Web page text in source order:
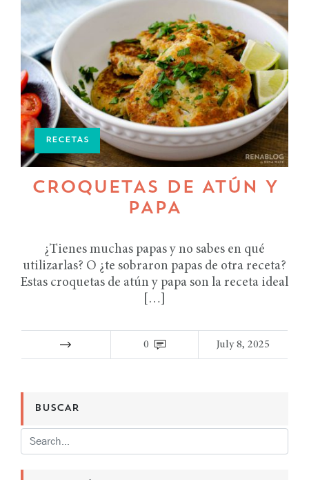
RECETAS
CROQUETAS DE ATÚN Y
PAPA
¿Tienes muchas papas y no sabes en qué
utilizarlas? O ¿te sobraron papas de otra receta?
Estas croquetas de atún y papa son la receta ideal
[…]
0 July 8, 2025
BUSCAR